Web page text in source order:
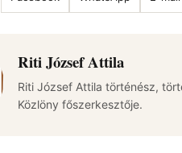
Riti József Attila
Riti József Attila történész,
Közlöny főszerkesztője.